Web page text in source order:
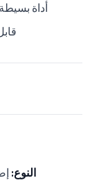
— أداة
—
النوع: